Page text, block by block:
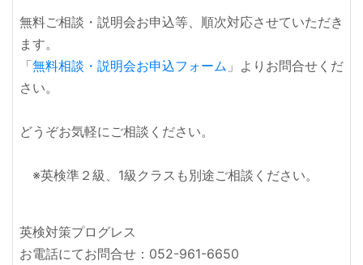
無料ご相談・説明会お申込等、順次対応させていただき
ます。
「無料相談・説明会お申込フォーム 」よりお問合せくだ
さい。
どうぞお気軽にご相談ください。
※英検準２級、1級クラスも別途ご相談ください。
英検対策プログレス
お電話にてお問合せ：052-961-6650